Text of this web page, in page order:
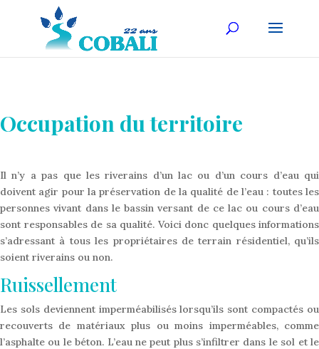
Occupation du territoire
Il n’y a pas que les riverains d’un lac ou d’un cours d’eau qui
doivent agir pour la préservation de la qualité de l’eau : toutes les
personnes vivant dans le bassin versant de ce lac ou cours d’eau
sont responsables de sa qualité. Voici donc quelques informations
s’adressant à tous les propriétaires de terrain résidentiel, qu’ils
soient riverains ou non.
Ruissellement
Les sols deviennent imperméabilisés lorsqu’ils sont compactés ou
recouverts de matériaux plus ou moins imperméables, comme
l’asphalte ou le béton. L’eau ne peut plus s’infiltrer dans le sol et le